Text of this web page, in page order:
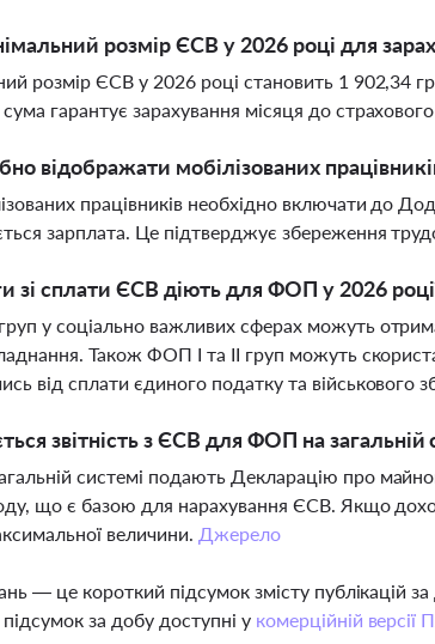
розмір ЄСВ у 2026 році для
розмір ЄСВ у 2026 році становить 1 902,34
гарантує зарахування місяця до
відображати мобілізованих
працівників необхідно включати до
зарплата. Це підтверджує збереження
зі сплати ЄСВ діють для ФОП у 2026
у соціально важливих сферах можуть
Також ФОП І та ІІ груп можуть
від сплати єдиного податку та військового
звітність з ЄСВ для ФОП на загальній
системі подають Декларацію про
що є базою для нарахування ЄСВ. Якщо
величини. Джерело
— це короткий підсумок змісту публікацій
за добу доступні у комерційній